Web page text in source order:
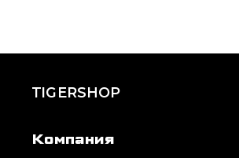
TIGERSHOP
Компания